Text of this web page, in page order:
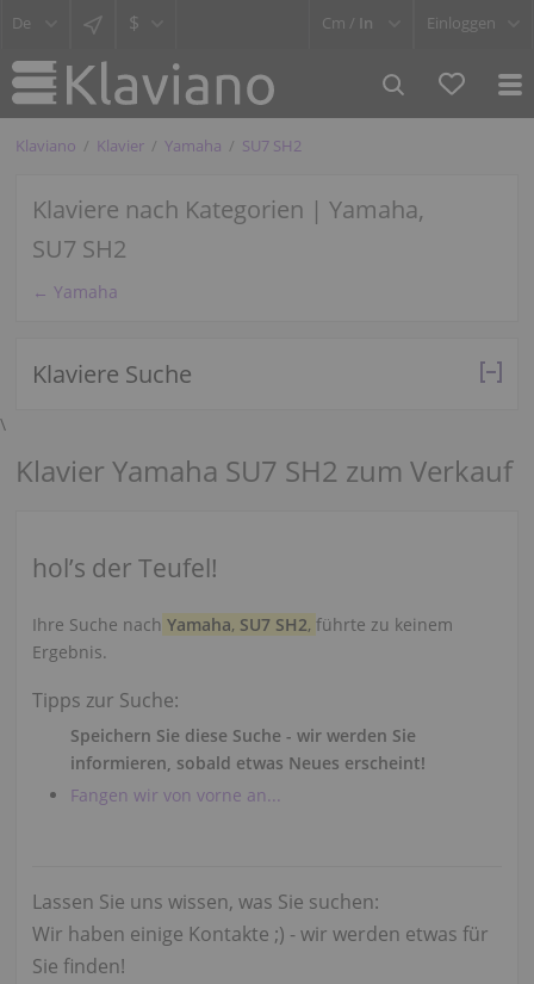
$ Cm / In Einloggen
Klaviano Klavier Yamaha SU7 SH2
Klaviere nach Kategorien | Yamaha,
SU7 SH2
← Yamaha
Klaviere Suche
\
Klavier Yamaha SU7 SH2 zum Verkauf
hol’s der Teufel!
Ihre Suche nach Yamaha, SU7 SH2, führte zu keinem
Ergebnis.
Tipps zur Suche:
Speichern Sie diese Suche - wir werden Sie
informieren, sobald etwas Neues erscheint!
Fangen wir von vorne an...
Lassen Sie uns wissen, was Sie suchen:
Wir haben einige Kontakte ;) - wir werden etwas für
Sie finden!